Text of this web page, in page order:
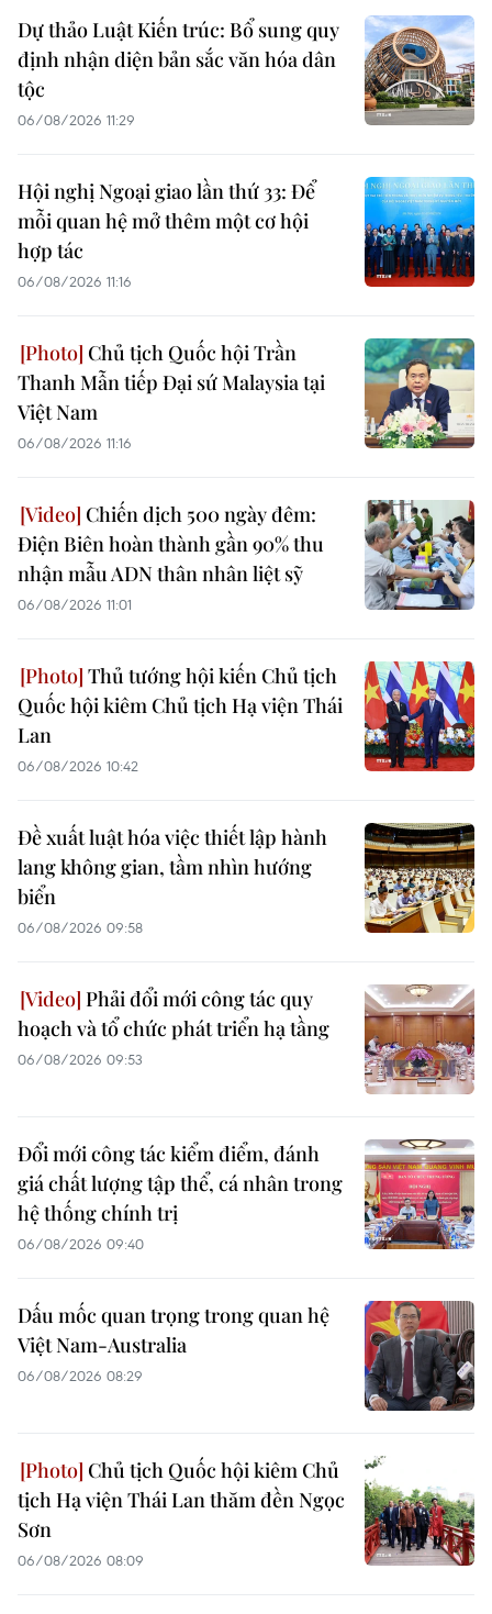
Dự thảo Luật Kiến trúc: Bổ sung quy
định nhận diện bản sắc văn hóa dân
tộc
06/08/2026 11:29
Hội nghị Ngoại giao lần thứ 33: Để
mỗi quan hệ mở thêm một cơ hội
hợp tác
06/08/2026 11:16
Chủ tịch Quốc hội Trần
Thanh Mẫn tiếp Đại sứ Malaysia tại
Việt Nam
06/08/2026 11:16
Chiến dịch 500 ngày đêm:
Điện Biên hoàn thành gần 90% thu
nhận mẫu ADN thân nhân liệt sỹ
06/08/2026 11:01
Thủ tướng hội kiến Chủ tịch
Quốc hội kiêm Chủ tịch Hạ viện Thái
Lan
06/08/2026 10:42
Đề xuất luật hóa việc thiết lập hành
lang không gian, tầm nhìn hướng
biển
06/08/2026 09:58
Phải đổi mới công tác quy
hoạch và tổ chức phát triển hạ tầng
06/08/2026 09:53
Đổi mới công tác kiểm điểm, đánh
giá chất lượng tập thể, cá nhân trong
hệ thống chính trị
06/08/2026 09:40
Dấu mốc quan trọng trong quan hệ
Việt Nam-Australia
06/08/2026 08:29
Chủ tịch Quốc hội kiêm Chủ
tịch Hạ viện Thái Lan thăm đền Ngọc
Sơn
06/08/2026 08:09